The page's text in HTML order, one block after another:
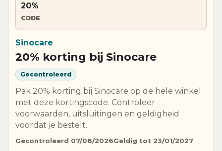
20%
CODE
Sinocare
20% korting bij Sinocare
Gecontroleerd
Pak 20% korting bij Sinocare op de hele winkel
met deze kortingscode. Controleer
voorwaarden, uitsluitingen en geldigheid
voordat je bestelt.
Gecontroleerd 07/08/2026Geldig tot 23/01/2027